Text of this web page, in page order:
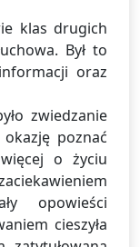
klas drugich
Był to
oraz
zwiedzanie
poznać
o życiu
opowieści
cieszyła